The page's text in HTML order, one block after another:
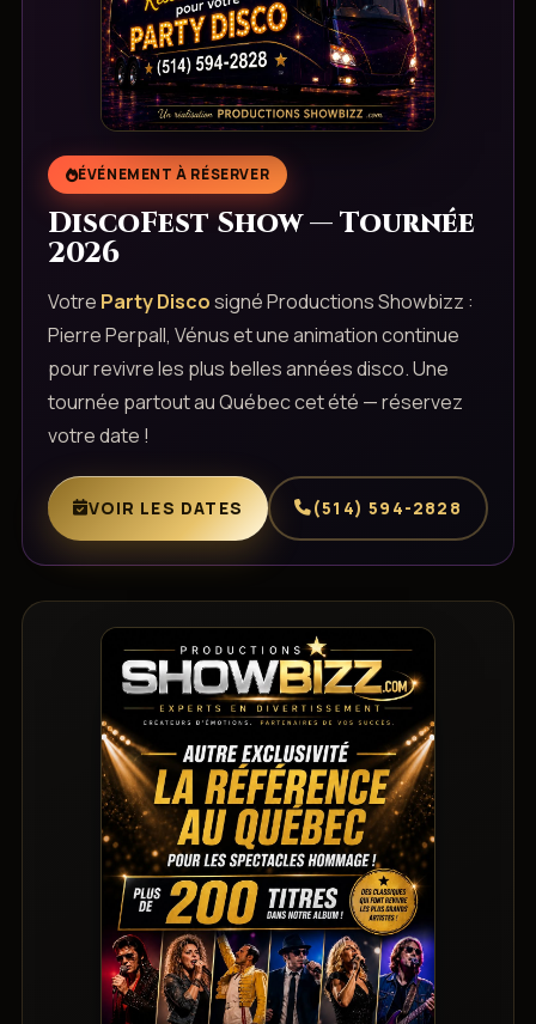
ÉVÉNEMENT À RÉSERVER
DiscoFest Show — Tournée
2026
Votre Party Discosigné Productions Showbizz :
Pierre Perpall, Vénus et une animation continue
pour revivre les plus belles années disco. Une
tournée partout au Québec cet été — réservez
votre date !
VOIR LES DATES (514) 594-2828